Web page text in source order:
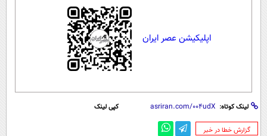
اپلیکیشن عصر ایران
لینک کوتاه: کپی لینک
‌گزارش خطا در خبر